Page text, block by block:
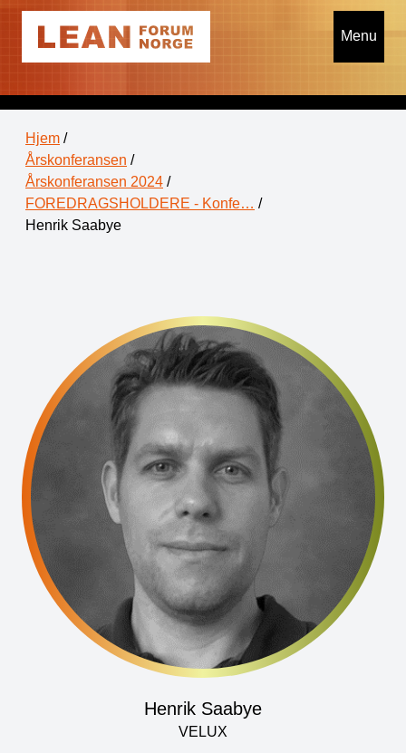
Menu
Hjem /
Årskonferansen /
Årskonferansen 2024 /
FOREDRAGSHOLDERE - Konfe… /
Henrik Saabye
Henrik Saabye
VELUX